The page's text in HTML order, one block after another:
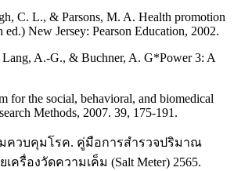
C. L., & Parsons, M. A. Health promotion
New Jersey: Pearson Education, 2002.
Lang, A.-G., & Buchner, A. G*Power 3: A
for the social, behavioral, and biomedical
Methods, 2007. 39, 175-191.
ควบคุมโรค. คู่มือการสำรวจปริมาณ
ครื่องวัดความเค็ม (Salt Meter) 2565.